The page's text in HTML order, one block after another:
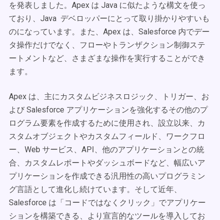
を発表しました。Apex は Java に似たような構文を使っ
ており、Java デベロッパーにとって取り掛かりやすいも
のになっています。また、Apex は、Salesforce 内でデー
タ操作だけでなく、フローやトランザクション制御ステ
ートメントなど、さまざまな操作を実行することができ
ます。
Apex は、主にカスタムビジネスロジック、トリガー、お
よび Salesforce アプリケーションを強化するその他のプ
ログラム要素を作成するために使用され、設立以来、カ
スタムオブジェクトやカスタムフィールド、ワークフロ
ー、Web サービス、API、他のアプリケーションとの統
合、カスタムレポートやダッシュボードなど、幅広いア
プリケーションを作成できる汎用性の高いプログラミン
グ言語として進化し続けています。そして近年、
Salesforce は「コードではなくクリック」でアプリケー
ションを構築できる、より宣言的なツールを導入してお